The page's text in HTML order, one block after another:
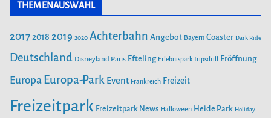
e
n
o
o
t
g
r
T
b
e
THEMENAUSWAHL
20172018 2019 2020 Achterbahn Angebot Bayern Coaster Dark Ride
Deutschland Disneyland Paris Efteling Erlebnispark Tripsdrill Eröffnung
Europa Europa-Park Event Frankreich Freizeit
Freizeitpark Freizeitpark News Halloween Heide Park Holiday